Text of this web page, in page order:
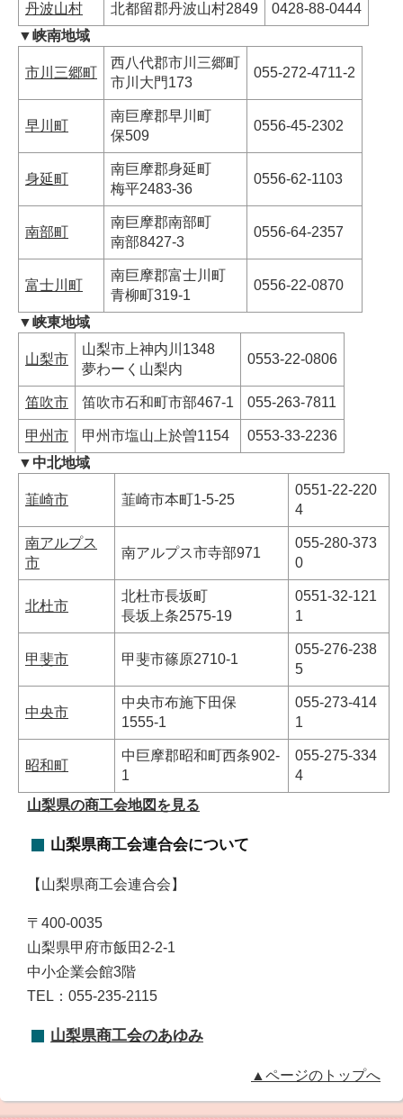
丹波山村 北都留郡丹波山村2849
0428-88-0444
▼峡南地域
市川三郷町
西八代郡市川三郷町
市川大門173
055-272-4711-2
早川町
南巨摩郡早川町
保509
0556-45-2302
身延町
南巨摩郡身延町
梅平2483-36
0556-62-1103
南部町
南巨摩郡南部町
南部8427-3
0556-64-2357
富士川町
南巨摩郡富士川町
青柳町319-1
0556-22-0870
▼峡東地域
山梨市
山梨市上神内川1348
夢わーく山梨内
0553-22-0806
笛吹市 笛吹市石和町市部467-1 055-263-7811
甲州市 甲州市塩山上於曽1154
0553-33-2236
▼中北地域
韮崎市 韮崎市本町1-5-25
0551-22-220
4
南アルプス
市
南アルプス市寺部971
055-280-373
0
北杜市
北杜市長坂町
長坂上条2575-19
0551-32-121
1
甲斐市 甲斐市篠原2710-1
055-276-238
5
中央市
中央市布施下田保
1555-1
055-273-414
1
昭和町
中巨摩郡昭和町西条902-
1
055-275-334
4
山梨県の商工会地図を見る
山梨県商工会連合会について
【山梨県商工会連合会】
〒400-0035
山梨県甲府市飯田2-2-1
中小企業会館3階
TEL：055-235-2115
山梨県商工会のあゆみ
▲ページのトップへ